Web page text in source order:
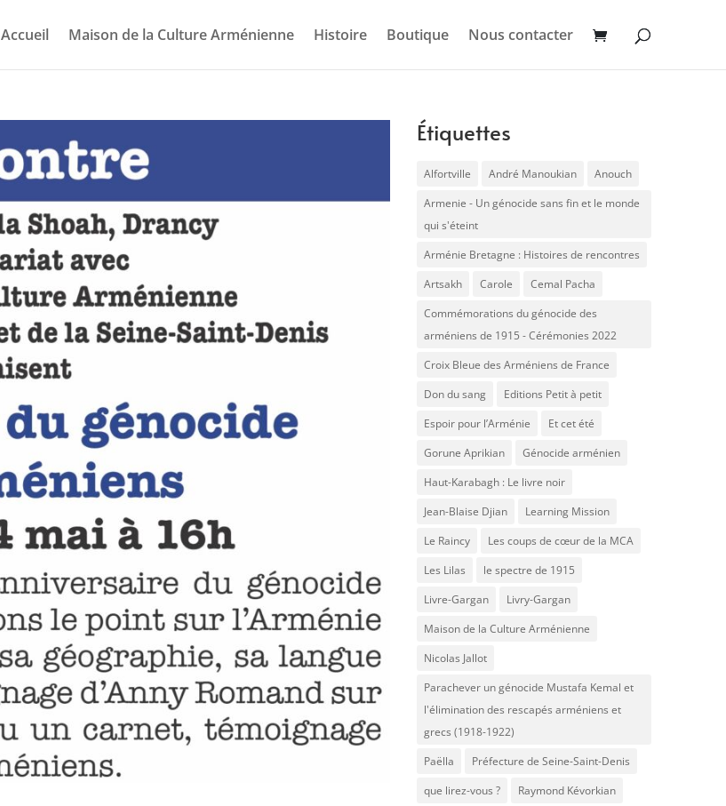
Accueil Maison de la Culture Arménienne Histoire Boutique Nous contacter
Étiquettes
Alfortville André Manoukian
Anouch
Armenie - Un génocide sans fin et le monde
qui s'éteint
Arménie Bretagne : Histoires de rencontres
Artsakh
Carole
Cemal Pacha
Commémorations du génocide des
arméniens de 1915 - Cérémonies 2022
Croix Bleue des Arméniens de France
Don du sang
Editions Petit à petit
Espoir pour l’Arménie
Et cet été
Gorune Aprikian
Génocide arménien
Haut-Karabagh : Le livre noir
Jean-Blaise Djian
Learning Mission
Le Raincy
Les coups de cœur de la MCA
Les Lilas
le spectre de 1915
Livre-Gargan
Livry-Gargan
Maison de la Culture Arménienne
Nicolas Jallot
Parachever un génocide Mustafa Kemal et
l'élimination des rescapés arméniens et
grecs (1918-1922)
Paëlla
Préfecture de Seine-Saint-Denis
que lirez-vous ?
Raymond Kévorkian